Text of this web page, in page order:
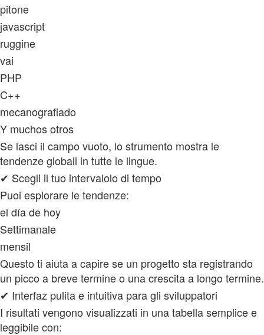
pitone
javascript
ruggine
vai
PHP
C++
mecanografiado
Y muchos otros
Se lasci il campo vuoto, lo strumento mostra le
tendenze globali in tutte le lingue.
✔ Scegli il tuo intervalolo di tempo
Puoi esplorare le tendenze:
el día de hoy
Settimanale
mensil
Questo ti aiuta a capire se un progetto sta registrando
un picco a breve termine o una crescita a longo termine.
✔ Interfaz pulita e intuitiva para gli sviluppatori
I risultati vengono visualizzati in una tabella semplice e
leggibile con: